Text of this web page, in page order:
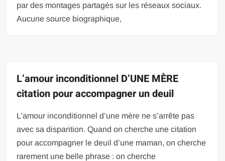
par des montages partagés sur les réseaux sociaux.
Aucune source biographique,
L’amour inconditionnel D’UNE MÈRE
citation pour accompagner un deuil
L’amour inconditionnel d’une mère ne s’arrête pas
avec sa disparition. Quand on cherche une citation
pour accompagner le deuil d’une maman, on cherche
rarement une belle phrase : on cherche